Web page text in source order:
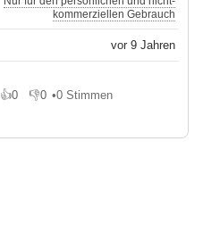
kommerziellen Gebrauch
vor 9 Jahren
👍0
Gefällt mir
👎0
Gefällt mir nicht
•0 Stimmen